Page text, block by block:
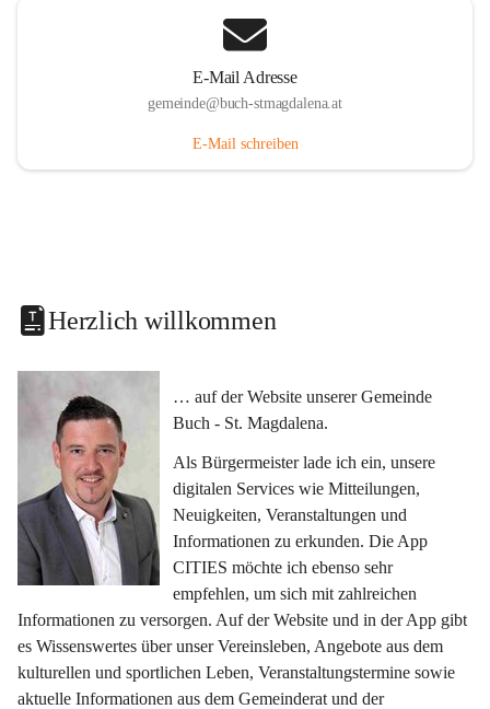
E-Mail Adresse
gemeinde@buch-stmagdalena.at
E-Mail schreiben
Herzlich willkommen
… auf der Website unserer Gemeinde
Buch - St. Magdalena.
Als Bürgermeister lade ich ein, unsere
digitalen Services wie Mitteilungen,
Neuigkeiten, Veranstaltungen und
Informationen zu erkunden. Die App
CITIES möchte ich ebenso sehr
empfehlen, um sich mit zahlreichen
Informationen zu versorgen. Auf der Website und in der App gibt
es Wissenswertes über unser Vereinsleben, Angebote aus dem
kulturellen und sportlichen Leben, Veranstaltungstermine sowie
aktuelle Informationen aus dem Gemeinderat und der